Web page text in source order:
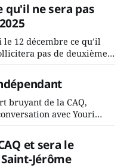
ne sera pas
12 décembre ce qu’il
pas de deuxième
employés de la ville,
souper
bruyant de la CAQ,
avec Youri
indépendant dans 2
exemple les
Que lui
et sera le
Jérôme